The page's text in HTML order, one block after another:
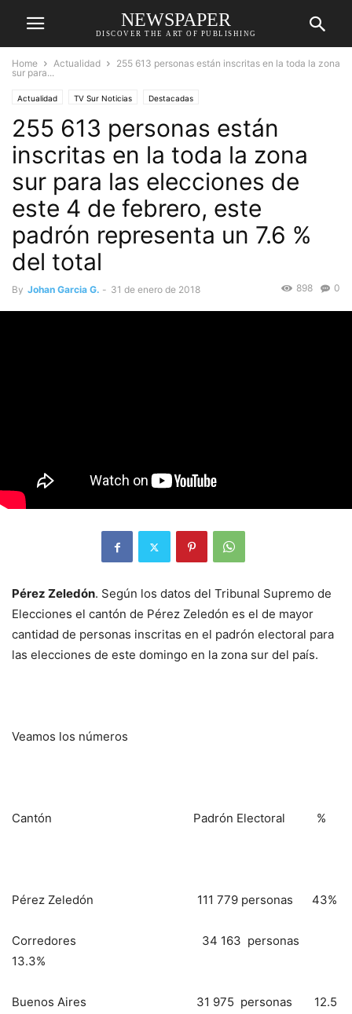
NEWSPAPER
DISCOVER THE ART OF PUBLISHING
Home Actualidad
255 613 personas están inscritas en la toda la zona
sur para...
Actualidad TV Sur Noticias Destacadas
255 613 personas están
inscritas en la toda la zona
sur para las elecciones de
este 4 de febrero, este
padrón representa un 7.6 %
del total
By Johan Garcia G. - 31 de enero de 2018 0
898
Pérez Zeledón. Según los datos del Tribunal Supremo de
Elecciones el cantón de Pérez Zeledón es el de mayor
cantidad de personas inscritas en el padrón electoral para
las elecciones de este domingo en la zona sur del país.
Veamos los números
Cantón Padrón Electoral %
Pérez Zeledón 111 779 personas 43%
Corredores 34 163 personas
13.3%
Buenos Aires 31 975 personas 12.5